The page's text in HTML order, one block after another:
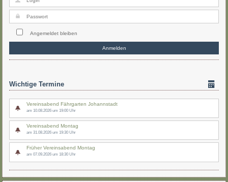
Angemeldet bleiben
Wichtige Termine
Vereinsabend Fährgarten Johannstadt
am 10.08.2026 um 19:00 Uhr
Vereinsabend Montag
am 31.08.2026 um 19:30 Uhr
Früher Vereinsabend Montag
am 07.09.2026 um 18:30 Uhr